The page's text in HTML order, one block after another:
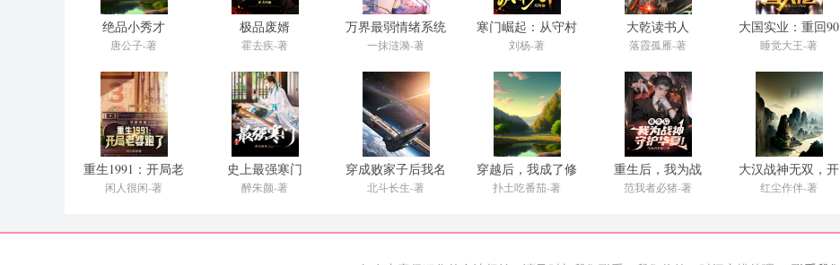
绝品小秀才
唐公子-著
极品废婿
霍去疾-著
万界最弱情绪系统
燕云
一抹涟漪-著
寒门崛起：从守村
人到执宰天下
刘杨-著
大乾读书人
落霞孤雁-著
大国实业：重回90
当大佬
睡觉大王-著
重生1991：开局老
婆跑了
闲人很闲-著
史上最强寒门
醉朱颜-著
穿成败家子后我名
传千古
北斗长生-著
穿越后，我成了修
仙界第一师傅
扑土吃番茄-著
重生后，我为战
神，守护华夏！
范我者必猪-著
大汉战神无双，开
局杀敌如切菜
红尘作伴-著